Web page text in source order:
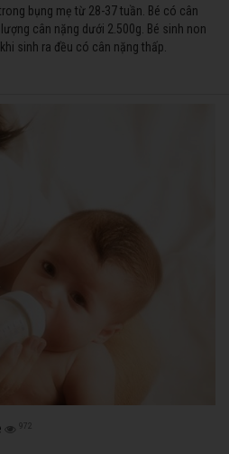
bụng mẹ từ 28-37 tuần. Bé có cân
cân nặng dưới 2.500g. Bé sinh non
sinh ra đều có cân nặng thấp.
972